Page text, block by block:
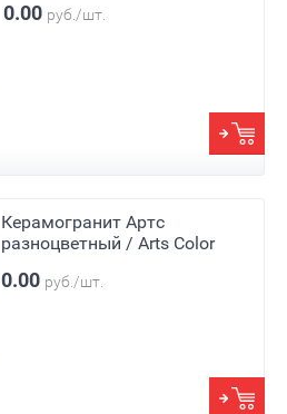
0.00 руб./шт.
Керамогранит Артс
разноцветный / Arts Color
0.00 руб./шт.